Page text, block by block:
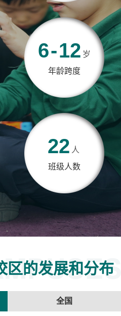
6-12 岁
年龄跨度
22 人
班级人数
区的发展和分布
全国